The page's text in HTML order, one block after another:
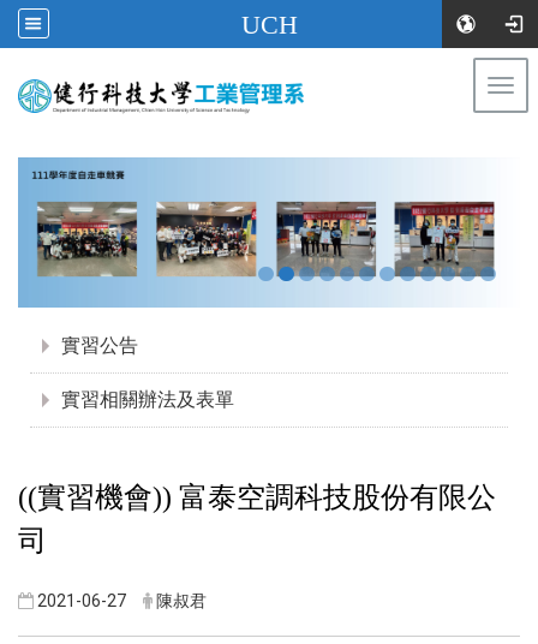
UCH
實習公告
實習相關辦法及表單
((實習機會)) 富泰空調科技股份有限公
司
2021-06-27 陳叔君